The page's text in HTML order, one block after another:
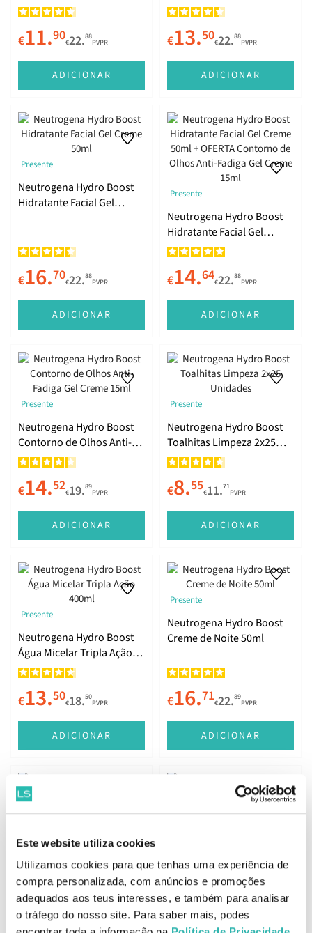
Este website utiliza cookies
Utilizamos cookies para que tenhas uma experiência de
compra personalizada, com anúncios e promoções
adequados aos teus interesses, e também para analisar
o tráfego do nosso site. Para saber mais, podes
€11.90€22.88
PVPR
ADICIONAR
Água 50ml + Oferta
Fadiga Gel Creme 15ml
€13.50€22.88
PVPR
ADICIONAR
Presente
Neutrogena Hydro Boost
Hidratante Facial Gel
€16.70€22.88
PVPR
ADICIONAR
Presente
Neutrogena Hydro Boost
Hidratante Facial Gel
Creme 50ml + OFERTA
Fadiga Gel Creme 15ml
€14.64€22.88
PVPR
ADICIONAR
Presente
Neutrogena Hydro Boost
Contorno de Olhos Anti-
Fadiga Gel Creme 15ml
€14.52€19.89
PVPR
ADICIONAR
Presente
Neutrogena Hydro Boost
Toalhitas Limpeza 2x25
Unidades
€8.55€11.71
PVPR
ADICIONAR
Presente
Neutrogena Hydro Boost
Água Micelar Tripla Ação
400ml
€13.50€18.50
PVPR
ADICIONAR
Presente
Neutrogena Hydro Boost
Creme de Noite 50ml
€16.71€22.89
PVPR
ADICIONAR
Neutrogena Hydro Boost
Limpeza Facial Gel de Água
Sem Perfume 200ml
€7.99€14. PVPR
Fluido Hidratante SPF50
50ml
€17.74 26. PVPR